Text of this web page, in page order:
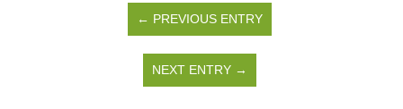
← PREVIOUS ENTRY
NEXT ENTRY →